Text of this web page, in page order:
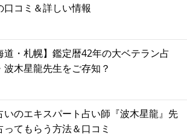
口コミ＆詳しい情報
道・札幌】鑑定暦42年の大ベテラン占
波木星龍先生をご存知？
いのエキスパート占い師『波木星龍』先
ってもらう方法＆口コミ